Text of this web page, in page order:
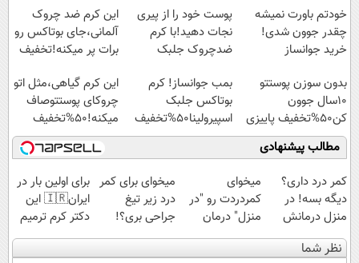
خودتم باورت نمیشه
چقدر جوون شدی!
خرید جوانساز
ویژه
پوست خود را از پیری
نجات دهید!با کرم
ضدچروک جلبک
این کرم ضد چروک
آلمانی،جای بوتاکس رو
برات پر میکنه!تخفیف
بدون سوزن پوستتو
10سال جوون
کن50%تخفیف پاییزی
بمب جوانساز! کرم
بوتاکس جلبک
اسپیرولینا50%تخفیف
این کرم گیاهی،مثل اتو
چروکای پوستتوصاف
میکنه!50%تخفیف
مطالب پیشنهادی
کمر درد داری؟
دیگه بسه! در
منزل درمانش
کن
(◀پرسش‌نامه)
میخوای
کمردردت رو "در
منزل" درمان
کنی؟ (◂فیلم +
◂پرسش‌نامه)
میخوای برای کمر
درد زیر تیغ
جراحی بری؟!
◗پرسش‌نامه رو
پر کن◖
برای اولین بار در
ایران🇮🇷 این
دکتر کرم ترمیم
کننده 23 روزه
ساخت!
نظر شما